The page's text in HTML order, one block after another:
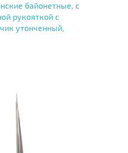
байонетные, с
рукояткой с
утонченный,